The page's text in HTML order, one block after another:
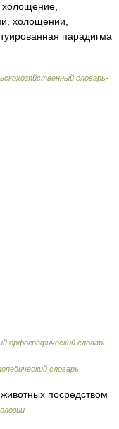
холощении,
парадигма
словарь-
орфографический словарь
словарь
посредством